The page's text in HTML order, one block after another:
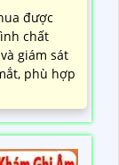
được
chất
giám sát
phù hợp